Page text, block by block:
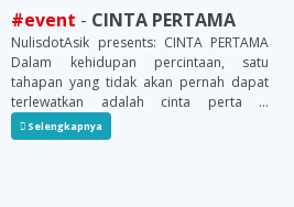
#event - CINTA PERTAMA
NulisdotAsik presents: CINTA PERTAMA
Dalam kehidupan percintaan, satu
tahapan yang tidak akan pernah dapat
terlewatkan adalah cinta perta ...
Selengkapnya